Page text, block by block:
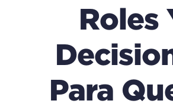
Roles
Para